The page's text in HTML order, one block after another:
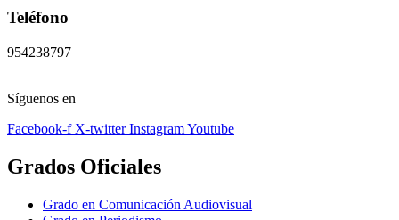
Teléfono
954238797
Síguenos en
Facebook-f X-twitter InstagramYoutube
Grados Oficiales
Grado en Comunicación Audiovisual